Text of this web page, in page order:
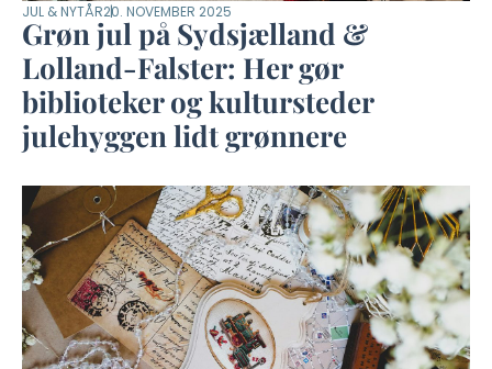
JUL & NYTÅR20. NOVEMBER 2025
Grøn jul på Sydsjælland &
Lolland-Falster: Her gør
biblioteker og kultursteder
julehyggen lidt grønnere